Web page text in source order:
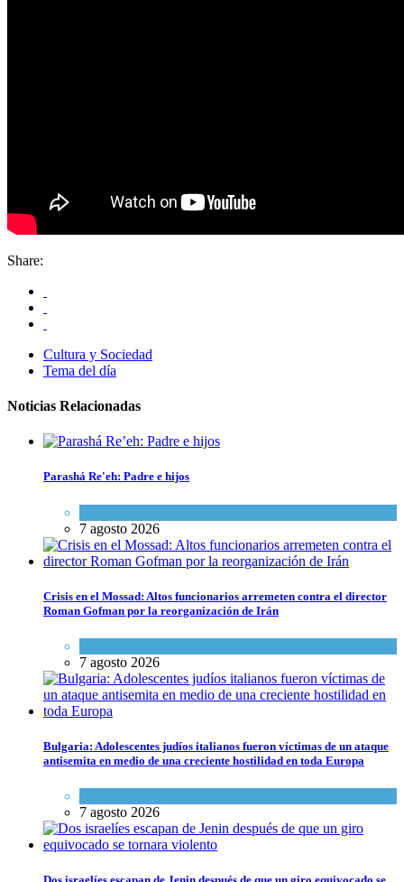
Share:
Cultura y Sociedad
Tema del día
Noticias Relacionadas
Parashá Re'eh: Padre e hijos
7 agosto 2026
Crisis en el Mossad: Altos funcionarios arremeten contra el director
Roman Gofman por la reorganización de Irán
7 agosto 2026
Bulgaria: Adolescentes judíos italianos fueron víctimas de un ataque
antisemita en medio de una creciente hostilidad en toda Europa
7 agosto 2026